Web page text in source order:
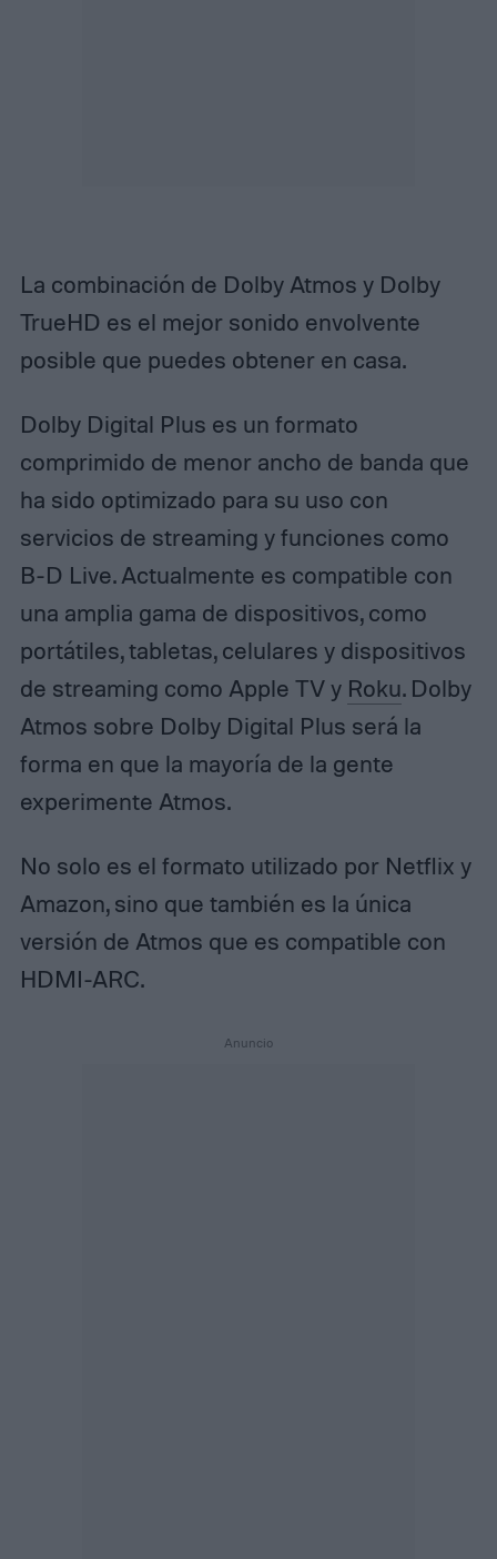
La combinación de Dolby Atmos y Dolby
TrueHD es el mejor sonido envolvente
posible que puedes obtener en casa.
Dolby Digital Plus es un formato
comprimido de menor ancho de banda que
ha sido optimizado para su uso con
servicios de streaming y funciones como
B-D Live. Actualmente es compatible con
una amplia gama de dispositivos, como
portátiles, tabletas, celulares y dispositivos
de streaming como Apple TV y Roku. Dolby
Atmos sobre Dolby Digital Plus será la
forma en que la mayoría de la gente
experimente Atmos.
No solo es el formato utilizado por Netflix y
Amazon, sino que también es la única
versión de Atmos que es compatible con
HDMI-ARC.